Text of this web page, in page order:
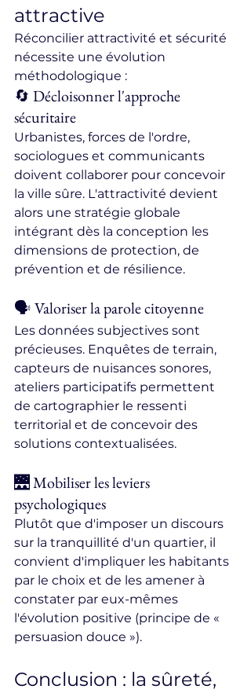
attractive
Réconcilier attractivité et sécurité
nécessite une évolution
méthodologique :
🔄 Décloisonner l'approche
sécuritaire
Urbanistes, forces de l'ordre,
sociologues et communicants
doivent collaborer pour concevoir
la ville sûre. L'attractivité devient
alors une stratégie globale
intégrant dès la conception les
dimensions de protection, de
prévention et de résilience.
🗣️ Valoriser la parole citoyenne
Les données subjectives sont
précieuses. Enquêtes de terrain,
capteurs de nuisances sonores,
ateliers participatifs permettent
de cartographier le ressenti
territorial et de concevoir des
solutions contextualisées.
🌉 Mobiliser les leviers
psychologiques
Plutôt que d'imposer un discours
sur la tranquillité d'un quartier, il
convient d'impliquer les habitants
par le choix et de les amener à
constater par eux-mêmes
l'évolution positive (principe de «
persuasion douce »).
Conclusion : la sûreté,